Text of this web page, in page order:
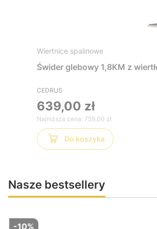
Wiertnice spalinowe
Świder glebowy 1,8KM z
CEDRUS
639,00 zł
Najniższa cena: 759,00 zł
Do koszyka
Nasze bestsellery
-10%